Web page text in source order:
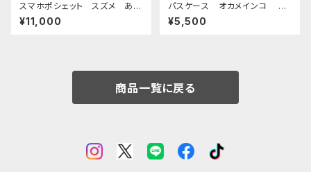
スマホポシェット スズメ あず
き グレー 帆布 すずめ
雀
¥11,000
パスケース オカメインコ ブ
ラウン ダークグリーン おか
めいんこ ぽわんシリーズ 栃
¥5,500
商品一覧に戻る